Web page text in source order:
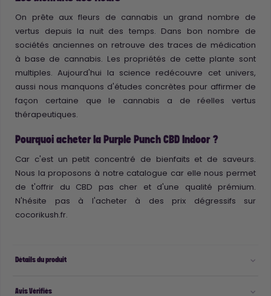
On prête aux fleurs de cannabis un grand nombre de
vertus depuis la nuit des temps. Dans bon nombre de
sociétés anciennes on retrouve des traces de médication
à base de cannabis. Les propriétés de cette plante sont
multiples. Aujourd'hui la science redécouvre cet univers,
aussi nous manquons d'études concrètes pour affirmer de
façon certaine que le cannabis a de réelles vertus
thérapeutiques.
Pourquoi acheter la Purple Punch CBD Indoor ?
Car c'est un petit concentré de bienfaits et de saveurs.
Nous la proposons à notre catalogue car elle nous permet
de t'offrir du CBD pas cher et d'une qualité prémium.
N'hésite pas à l'acheter à des prix dégressifs sur
cocorikush.fr.
Détails du produit
Avis Vérifiés